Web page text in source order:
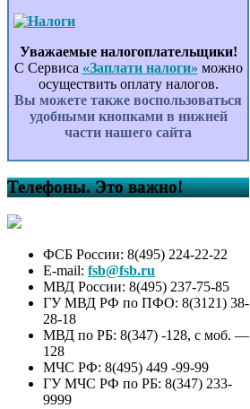
Уважаемые налогоплательщики!
С Сервиса «Заплати налоги» можно
осуществить оплату налогов.
Вы можете также воспользоваться
удобными кнопками в нижней
части нашего сайта
Телефоны. Это важно!
ФСБ России: 8(495) 224-22-22
E-mail: fsb@fsb.ru
МВД России: 8(495) 237-75-85
ГУ МВД РФ по ПФО: 8(3121) 38-
28-18
МВД по РБ: 8(347) -128, с моб. —
128
МЧС РФ: 8(495) 449 -99-99
ГУ МЧС РФ по РБ: 8(347) 233-
9999